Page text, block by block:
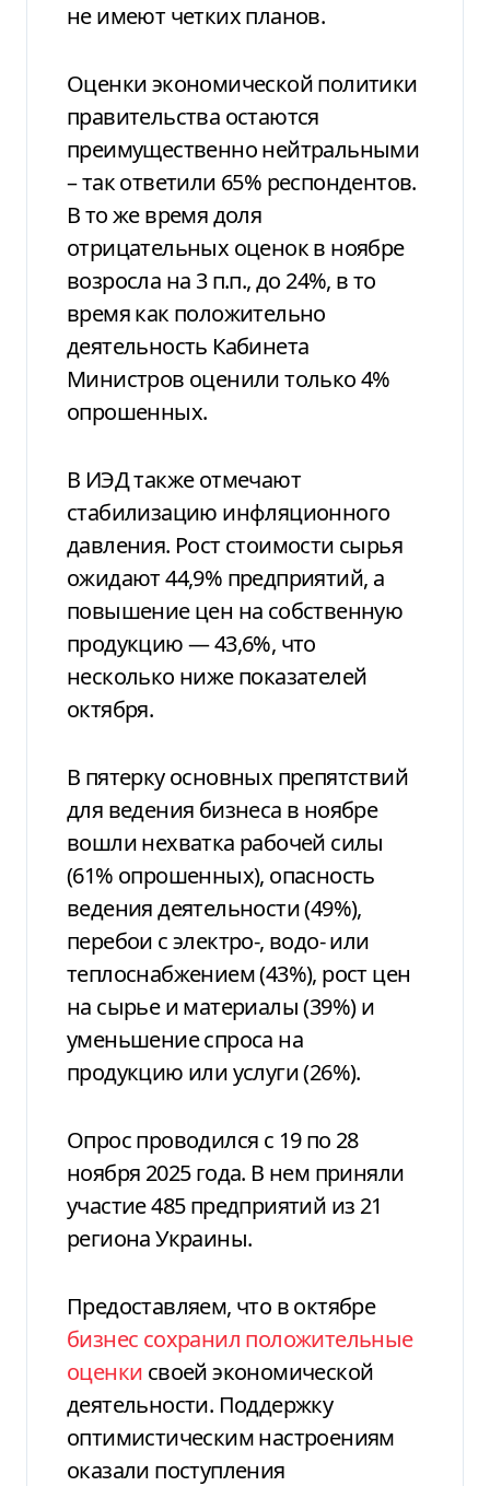
не имеют четких планов.
Оценки экономической политики
правительства остаются
преимущественно нейтральными
– так ответили 65% респондентов.
В то же время доля
отрицательных оценок в ноябре
возросла на 3 п.п., до 24%, в то
время как положительно
деятельность Кабинета
Министров оценили только 4%
опрошенных.
В ИЭД также отмечают
стабилизацию инфляционного
давления. Рост стоимости сырья
ожидают 44,9% предприятий, а
повышение цен на собственную
продукцию — 43,6%, что
несколько ниже показателей
октября.
В пятерку основных препятствий
для ведения бизнеса в ноябре
вошли нехватка рабочей силы
(61% опрошенных), опасность
ведения деятельности (49%),
перебои с электро-, водо- или
теплоснабжением (43%), рост цен
на сырье и материалы (39%) и
уменьшение спроса на
продукцию или услуги (26%).
Опрос проводился с 19 по 28
ноября 2025 года. В нем приняли
участие 485 предприятий из 21
региона Украины.
Предоставляем, что в октябре
бизнес сохранил положительные
оценки своей экономической
деятельности. Поддержку
оптимистическим настроениям
оказали поступления